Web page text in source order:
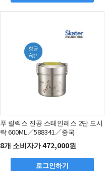
푸 릴렉스 진공 스테인레스 2단 도시
락 600ML／588341／중국
8개 소비자가 472,000원
로그인하기